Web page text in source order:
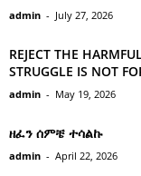
admin - July 27, 2026
REJECT THE
STRUGGLE IS NOT
admin - May 19, 2026
ዘፈን ሰምቼ ተሳልኩ
admin - April 22, 2026